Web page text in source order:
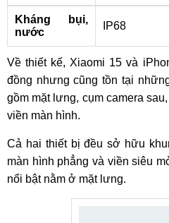
Kháng bụi,
nước
IP68
Về thiết kế, Xiaomi 15 và
đồng nhưng cũng tồn tại
gồm mặt lưng, cụm camera
viền màn hình.
Cả hai thiết bị đều sở hữu
màn hình phẳng và viền siêu
nổi bật nằm ở mặt lưng.